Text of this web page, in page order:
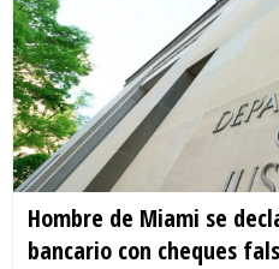
Hombre de Miami se
bancario con cheques